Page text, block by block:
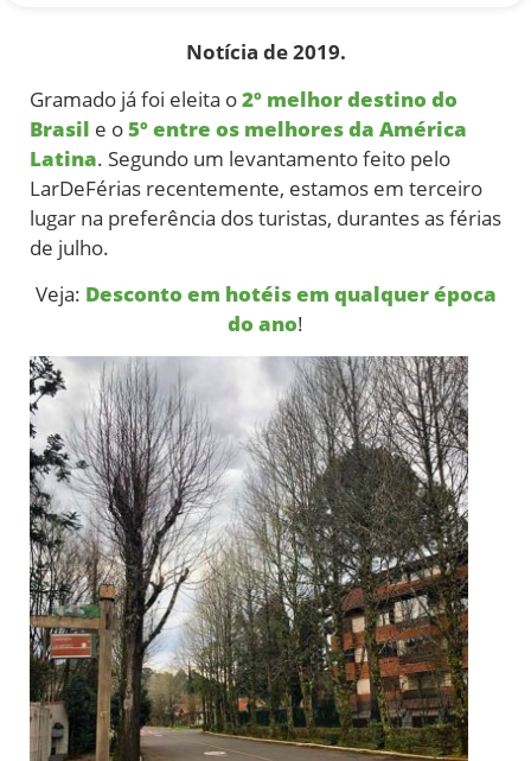
Notícia de 2019.
Gramado já foi eleita o2º melhor destino do
Brasil e o5º entre os melhores da América
Latina. Segundo um levantamento feito pelo
LarDeFérias recentemente, estamos em terceiro
lugar na preferência dos turistas, durantes as férias
de julho.
Veja: Desconto em hotéis em qualquer época
do ano!